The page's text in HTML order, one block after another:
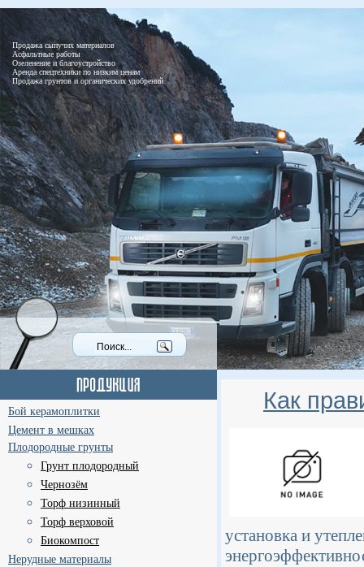
Продажа сыпучих материалов
Асфальтные работы
Озеленение и благоустройство
Аренда спецтехники по низким ценам
Продажа грунтов и органических удобрений
Бой керамоплитки
Цемент в мешках
Плодородные грунты
Грунт плодородный
Чернозём
Торф низинный
Торф верховой
Биокомпост
Нерудные материалы
Как
установка и